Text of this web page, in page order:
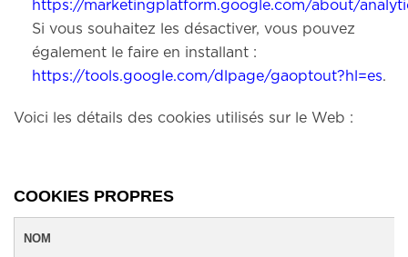
https://marketingplatform.google.com/about/
Si vous souhaitez les désactiver, vous pouvez
également le faire en installant :
https://tools.google.com/dlpage/gaoptout?hl=es.
Voici les détails des cookies utilisés sur le Web :
COOKIES PROPRES
NOM